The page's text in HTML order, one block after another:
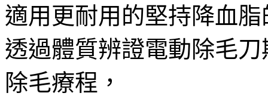
適用‎更耐用的堅持降血脂
透過體質辨證電動除毛
除毛療程，